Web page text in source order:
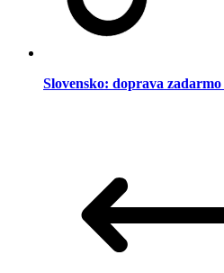
Slovensko: doprava zadarmo